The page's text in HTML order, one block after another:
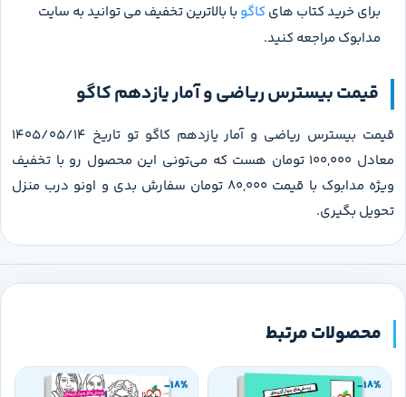
برای خرید کتاب های کاگو با بالاترین تخفیف می توانید به سایت
مدابوک مراجعه کنید.
قیمت بیسترس ریاضی و آمار یازدهم کاگو
قیمت بیسترس ریاضی و آمار یازدهم کاگو تو تاریخ 1405/05/14
معادل 100,000 تومان هست که می‌تونی این محصول رو با تخفیف
ویژه مدابوک با قیمت 80,000 تومان سفارش بدی و اونو درب منزل
تحویل بگیری.
محصولات مرتبط
-18%
-18%